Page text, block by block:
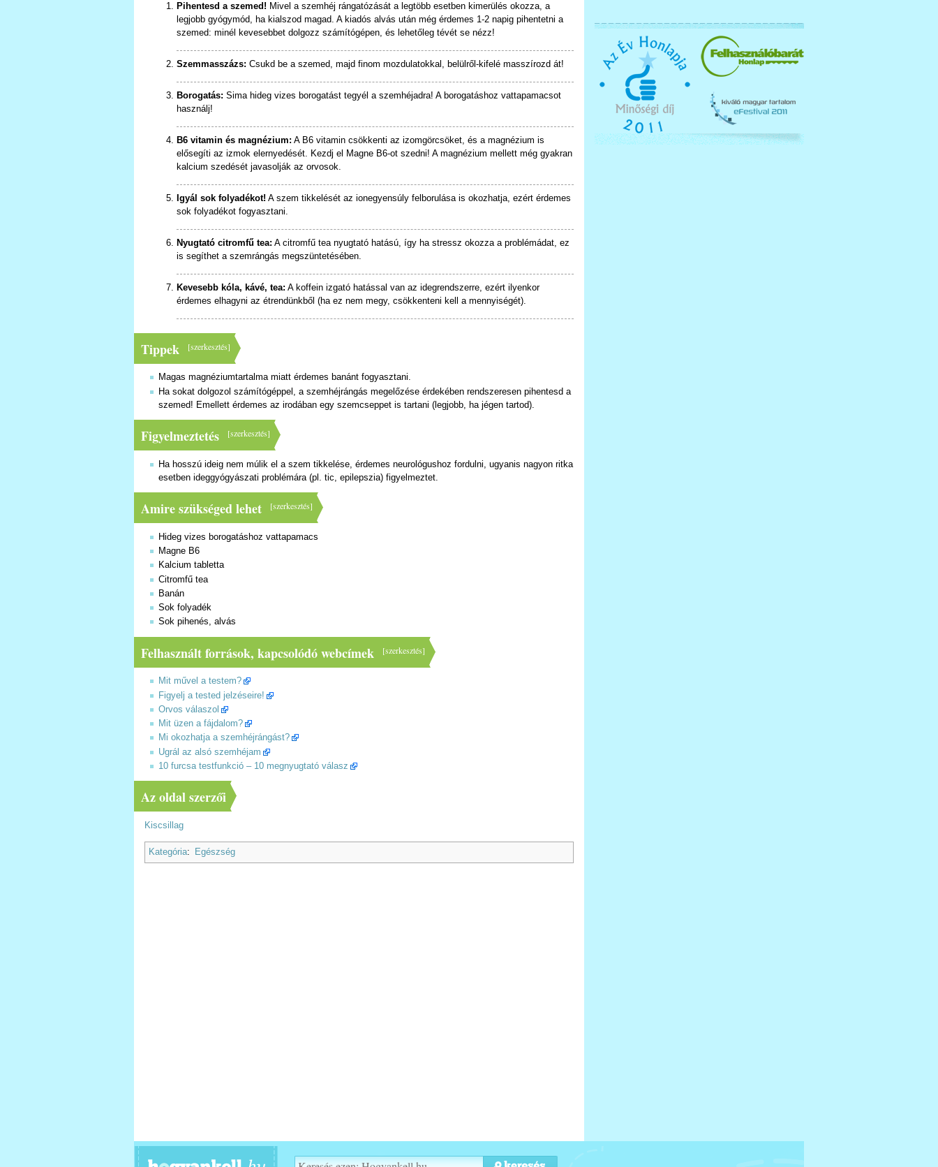
Pihentesd a szemed! Mivel a szemhéj rángatózását a legtöbb esetben kimerülés okozza, a
legjobb gyógymód, ha kialszod magad. A kiadós alvás után még érdemes 1-2 napig pihentetni a
szemed: minél kevesebbet dolgozz számítógépen, és lehetőleg tévét se nézz!
Szemmasszázs: Csukd be a szemed, majd finom mozdulatokkal, belülről-kifelé masszírozd át!
Borogatás: Sima hideg vizes borogatást tegyél a szemhéjadra! A borogatáshoz vattapamacsot
használj!
B6 vitamin és magnézium: A B6 vitamin csökkenti az izomgörcsöket, és a magnézium is
elősegíti az izmok elernyedését. Kezdj el Magne B6-ot szedni! A magnézium mellett még gyakran
kalcium szedését javasolják az orvosok.
Igyál sok folyadékot! A szem tikkelését az ionegyensúly felborulása is okozhatja, ezért érdemes
sok folyadékot fogyasztani.
Nyugtató citromfű tea: A citromfű tea nyugtató hatású, így ha stressz okozza a problémádat, ez
is segíthet a szemrángás megszüntetésében.
Kevesebb kóla, kávé, tea: A koffein izgató hatással van az idegrendszerre, ezért ilyenkor
érdemes elhagyni az étrendünkből (ha ez nem megy, csökkenteni kell a mennyiségét).
[szerkesztés]
Tippek
Magas magnéziumtartalma miatt érdemes banánt fogyasztani.
Ha sokat dolgozol számítógéppel, a szemhéjrángás megelőzése érdekében rendszeresen pihentesd a
szemed! Emellett érdemes az irodában egy szemcseppet is tartani (legjobb, ha jégen tartod).
[szerkesztés]
Figyelmeztetés
Ha hosszú ideig nem múlik el a szem tikkelése, érdemes neurológushoz fordulni, ugyanis nagyon ritka
esetben ideggyógyászati problémára (pl. tic, epilepszia) figyelmeztet.
[szerkesztés]
Amire szükséged lehet
Hideg vizes borogatáshoz vattapamacs
Magne B6
Kalcium tabletta
Citromfű tea
Banán
Sok folyadék
Sok pihenés, alvás
[szerkesztés]
Felhasznált források, kapcsolódó webcímek
Mit művel a testem?
Figyelj a tested jelzéseire!
Orvos válaszol
Mit üzen a fájdalom?
Mi okozhatja a szemhéjrángást?
Ugrál az alsó szemhéjam
10 furcsa testfunkció – 10 megnyugtató válasz
Az oldal szerzői
Kiscsillag
Kategória: Egészség